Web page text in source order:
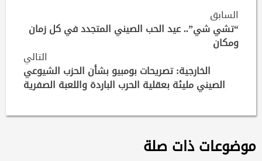
Continue
Reading
السابق
“تشي شي”.. عيد الحب الصيني المتجدد في كل زمان
ومكان
التالي
الخارجية: تصريحات بومبيو بشأن الحزب الشيوعي
الصيني مليئة بعقلية الحرب الباردة واللعبة الصفرية
موضوعات ذات صلة